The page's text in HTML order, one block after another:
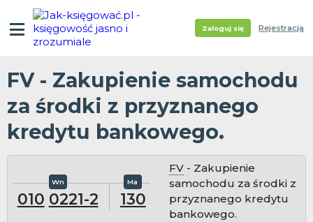
Zaloguj się Rejestracja
FV - Zakupienie samochodu
za środki z przyznanego
kredytu bankowego.
010 0221-2 130
FV - Zakupienie
samochodu za środki z
przyznanego kredytu
bankowego.